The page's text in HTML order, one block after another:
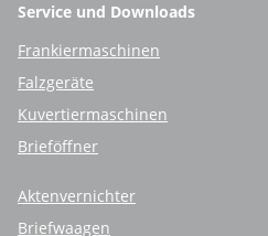
Service und Downloads
Frankiermaschinen
Falzgeräte
Kuvertiermaschinen
Brieföffner
Aktenvernichter
Briefwaagen